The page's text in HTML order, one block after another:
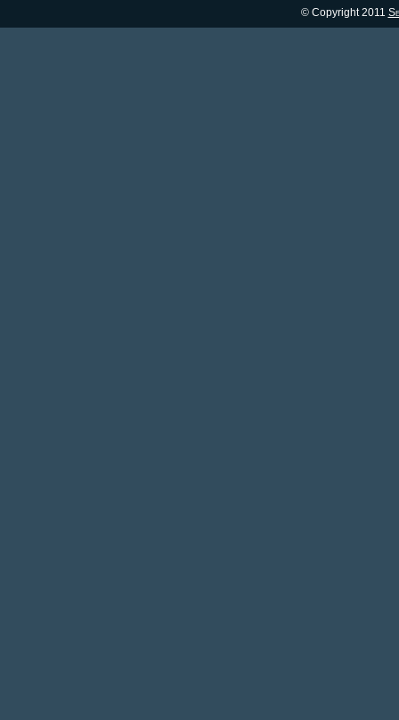
© Copyright 2011